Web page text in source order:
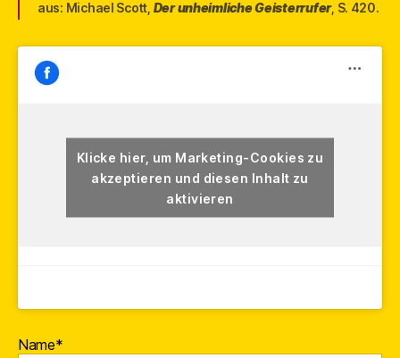
aus: Michael Scott, Der unheimliche Geisterrufer, S. 420.
Klicke hier, um Marketing-Cookies zu
akzeptieren und diesen Inhalt zu
aktivieren
Name*